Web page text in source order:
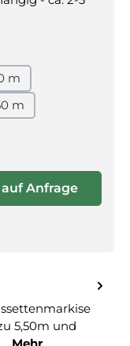
m
m
Gib den
auf Anfrage
5,50m und